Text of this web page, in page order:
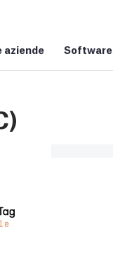
aziende Software